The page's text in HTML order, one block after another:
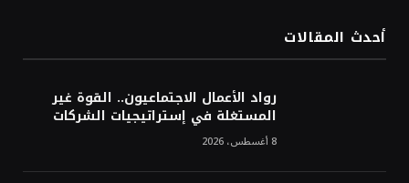
ترقب تطورات الوساطة بشأن الحرب
أحدث المقالات
رواد الأعمال الاجتماعيون.. القوة غير
المستغلة في إستراتيجيات الشركات
8 أغسطس، 2026